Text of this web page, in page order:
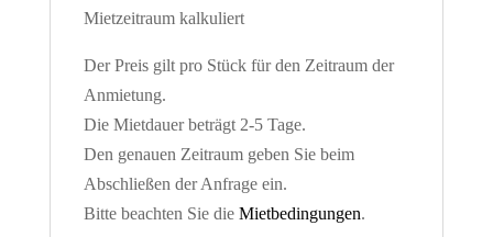
Mietzeitraum kalkuliert
Der Preis gilt pro Stück für den Zeitraum der
Anmietung.
Die Mietdauer beträgt 2-5 Tage.
Den genauen Zeitraum geben Sie beim
Abschließen der Anfrage ein.
Bitte beachten Sie die Mietbedingungen.